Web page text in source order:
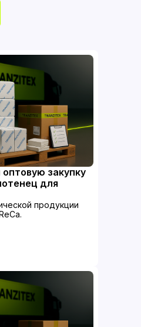
закупку
для
продукции